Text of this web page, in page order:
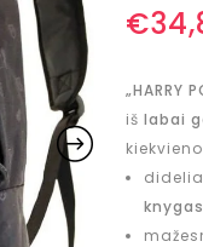
€
„HARRY
iš labai